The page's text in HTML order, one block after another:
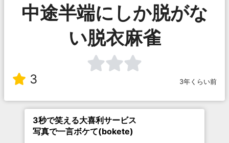
中途半端にしか脱がな
い脱衣麻雀
3 3年くらい前
3秒で笑える大喜利サービス
写真で一言ボケて(bokete)